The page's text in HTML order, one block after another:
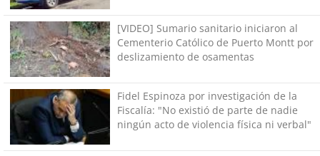
[VIDEO] Sumario sanitario iniciaron al
Cementerio Católico de Puerto Montt por
deslizamiento de osamentas
Fidel Espinoza por investigación de la
Fiscalía: "No existió de parte de nadie
ningún acto de violencia física ni verbal"